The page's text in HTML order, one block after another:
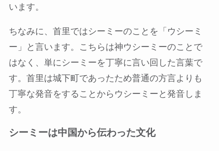
います。
ちなみに、首里ではシーミーのことを「ウシーミ
ー」と言います。こちらは神ウシーミーのことで
はなく、単にシーミーを丁寧に言い回した言葉で
す。首里は城下町であったため普通の方言よりも
丁寧な発音をすることからウシーミーと発音しま
す。
シーミーは中国から伝わった文化